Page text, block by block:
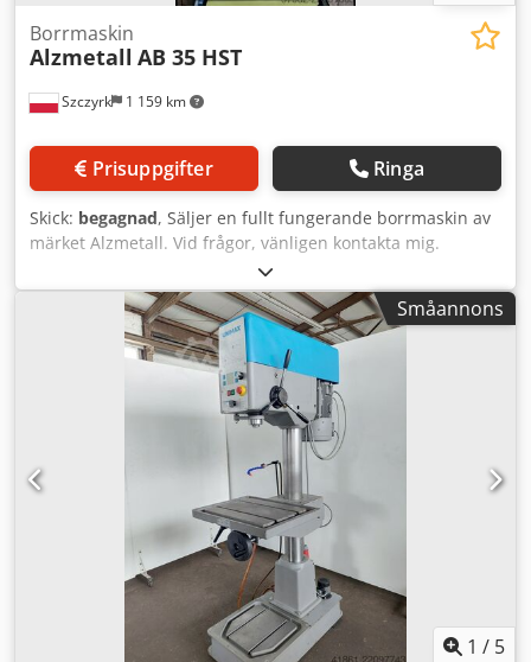
Szczyrk 1 159 km
Borrmaskin
Alzmetall AB 35 HST
Prisuppgifter Ringa
Skick: begagnad, Säljer en fullt fungerande borrmaskin av
märket Alzmetall. Vid frågor, vänligen kontakta mig.
Småannons
1 / 5